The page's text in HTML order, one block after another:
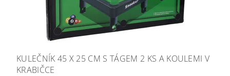
KULEČNÍK 45 X 25 CM S TÁGEM 2 KS A KOULEMI V
KRABIČCE